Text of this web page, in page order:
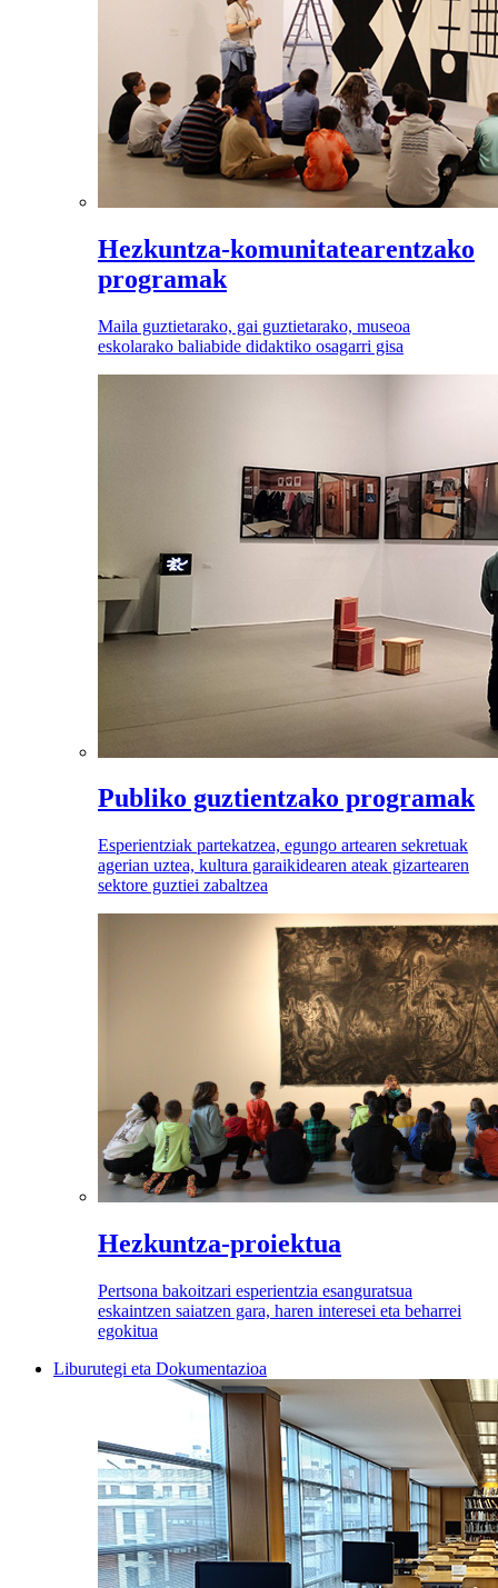
Hezkuntza-komunitatearentzako
programak
Maila guztietarako, gai guztietarako, museoa
eskolarako baliabide didaktiko osagarri gisa
Publiko guztientzako programak
Esperientziak partekatzea, egungo artearen sekretuak
agerian uztea, kultura garaikidearen ateak gizartearen
sektore guztiei zabaltzea
Hezkuntza-proiektua
Pertsona bakoitzari esperientzia esanguratsua
eskaintzen saiatzen gara, haren interesei eta beharrei
egokitua
Liburutegi eta Dokumentazioa